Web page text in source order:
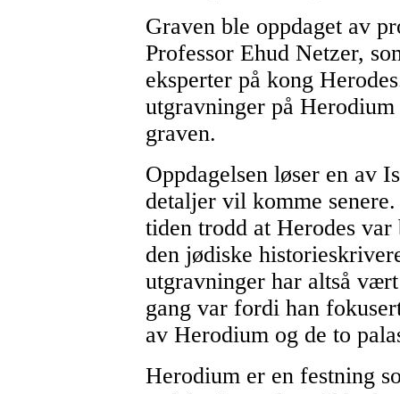
Graven ble oppdaget av
Professor Ehud Netzer,
eksperter på kong
utgravninger på
graven.
Oppdagelsen løser en av
detaljer vil komme
tiden trodd at Herodes
den jødiske
utgravninger har altså
gang var fordi han
av Herodium og de to
Herodium er en festning